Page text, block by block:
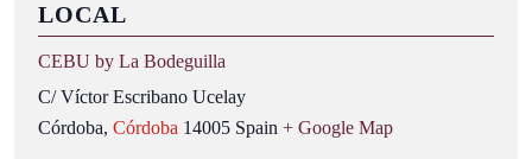
LOCAL
CEBU by La Bodeguilla
C/ Víctor Escribano Ucelay
Córdoba, Córdoba 14005 Spain + Google Map